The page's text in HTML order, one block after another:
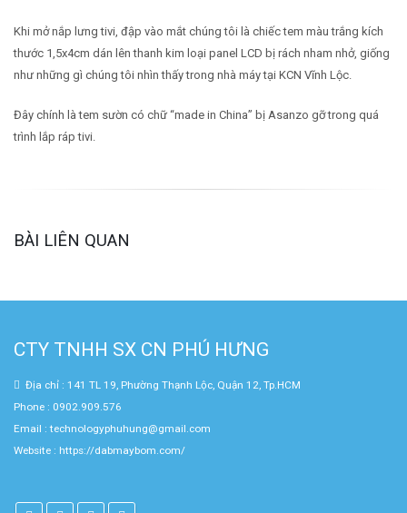
Khi mở nắp lưng tivi, đập vào mắt chúng tôi là chiếc tem màu trắng kích
thước 1,5x4cm dán lên thanh kim loại panel LCD bị rách nham nhở, giống
như những gì chúng tôi nhìn thấy trong nhà máy tại KCN Vĩnh Lộc.
Đây chính là tem sườn có chữ “made in China” bị Asanzo gỡ trong quá
trình lắp ráp tivi.
BÀI LIÊN QUAN
CTY TNHH SX CN PHÚ HƯNG
Địa chỉ : 141 TL 19, Phường Thạnh Lộc, Quận 12, Tp.HCM
Phone : 0902.909.576
Email : technologyphuhung@gmail.com
Website : https://dabmaybom.com/